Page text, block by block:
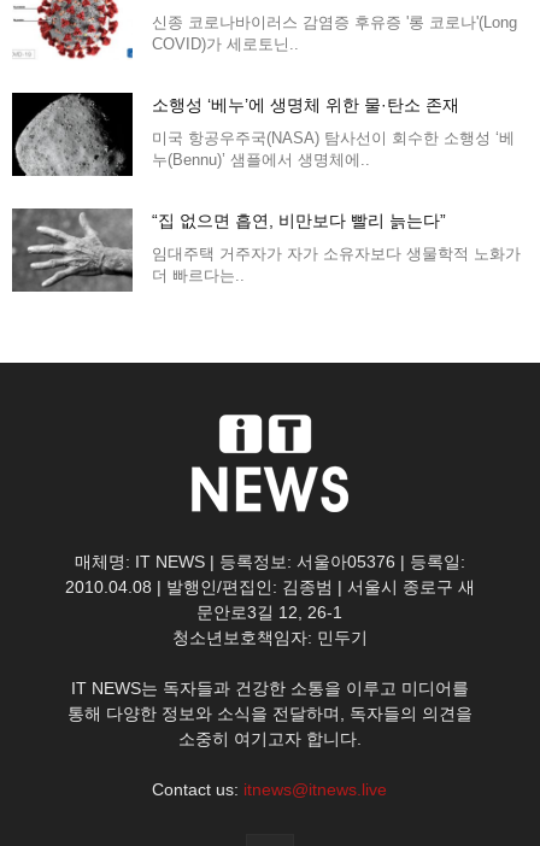
신종 코로나바이러스 감염증 후유증 '롱 코로나'(Long
COVID)가 세로토닌..
소행성 ‘베누’에 생명체 위한 물·탄소 존재
미국 항공우주국(NASA) 탐사선이 회수한 소행성 ‘베
누(Bennu)’ 샘플에서 생명체에..
“집 없으면 흡연, 비만보다 빨리 늙는다”
임대주택 거주자가 자가 소유자보다 생물학적 노화가
더 빠르다는..
매체명: IT NEWS | 등록정보: 서울아05376 | 등록일:
2010.04.08 | 발행인/편집인: 김종범 | 서울시 종로구 새
문안로3길 12, 26-1
청소년보호책임자: 민두기
IT NEWS는 독자들과 건강한 소통을 이루고 미디어를
통해 다양한 정보와 소식을 전달하며, 독자들의 의견을
소중히 여기고자 합니다.
Contact us: itnews@itnews.live